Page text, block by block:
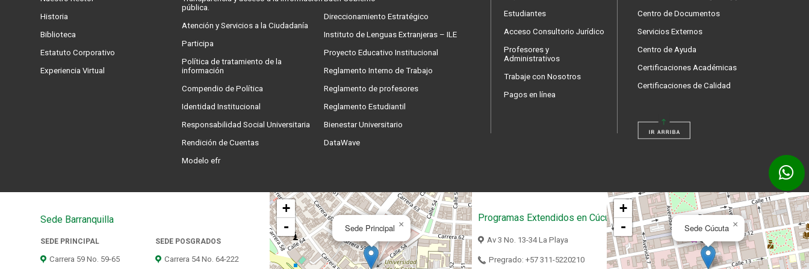
Historia
Biblioteca
Estatuto Corporativo
Experiencia Virtual
pública.
Atención y Servicios a la Ciudadanía
Participa
Política de tratamiento de la
información
Compendio de Política
Identidad Institucional
Responsabilidad Social Universitaria
Rendición de Cuentas
Modelo efr
Direccionamiento Estratégico
Instituto de Lenguas Extranjeras – ILE
Proyecto Educativo Institucional
Reglamento Interno de Trabajo
Reglamento de profesores
Reglamento Estudiantil
Bienestar Universitario
DataWave
Estudiantes
Acceso Consultorio Jurídico
Profesores y
Administrativos
Trabaje con Nosotros
Pagos en línea
Centro de Documentos
Servicios Externos
Centro de Ayuda
Certificaciones Académicas
Certificaciones de Calidad
Sede Barranquilla
SEDE PRINCIPAL
Carrera 59 No. 59-65
SEDE POSGRADOS
Carrera 54 No. 64-222
×
Sede Principal
+
-
Programas Extendidos en Cúcuta
Av 3 No. 13-34 La Playa
Pregrado: +57 311-5220210
×
Sede Cúcuta
+
-